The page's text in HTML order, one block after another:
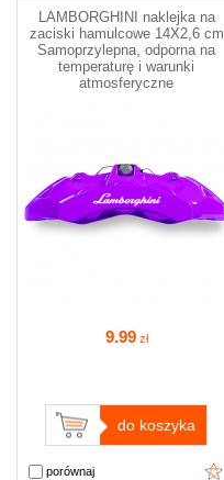
LAMBORGHINI naklejka na
zaciski hamulcowe 14X2,6 cm
Samoprzylepna, odporna na
temperaturę i warunki
atmosferyczne
9.99 zł
do koszyka
porównaj